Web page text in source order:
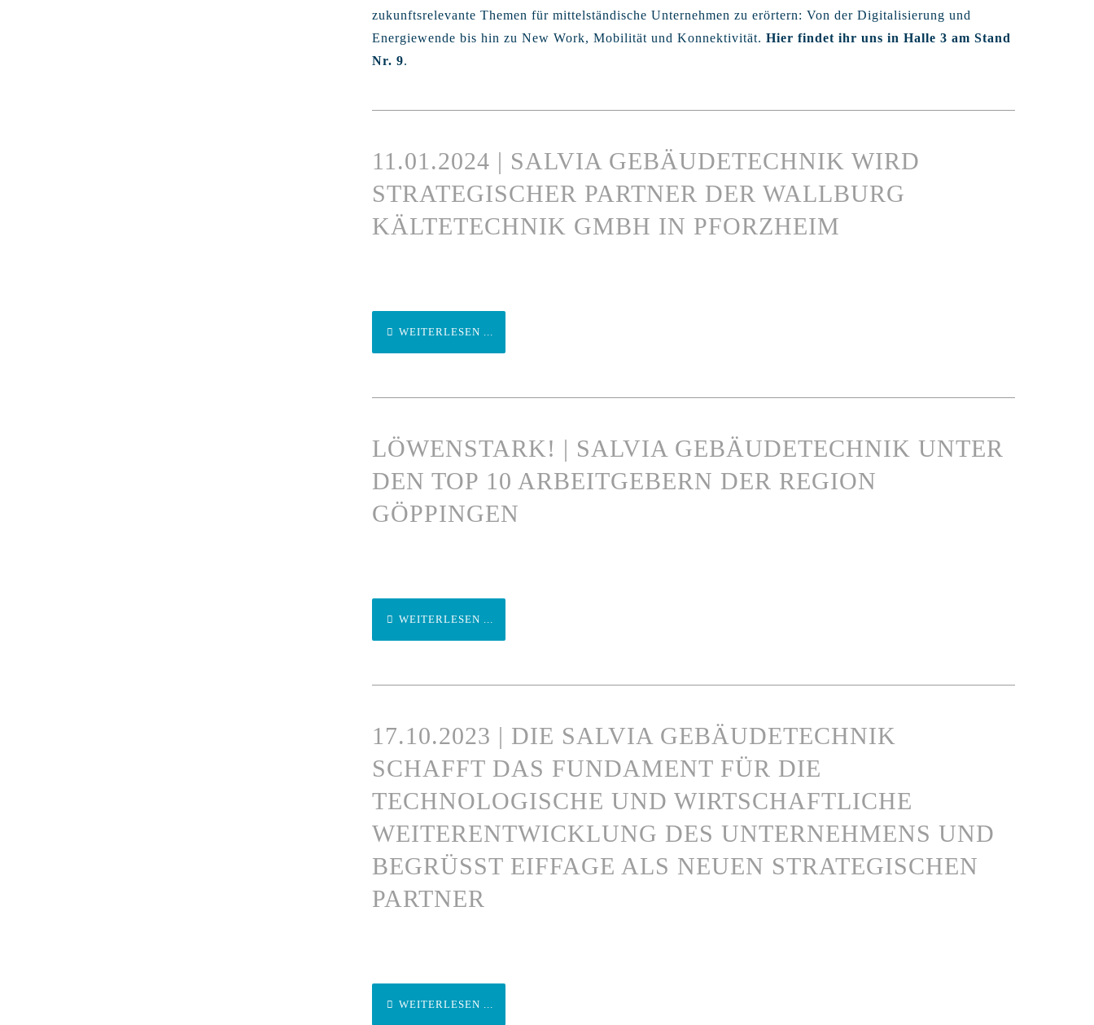
zukunftsrelevante Themen für mittelständische Unternehmen zu erörtern: Von der Digitalisierung und
Energiewende bis hin zu New Work, Mobilität und Konnektivität. Hier findet ihr uns in Halle 3 am Stand
Nr. 9.
11.01.2024 | SALVIA GEBÄUDETECHNIK WIRD
STRATEGISCHER PARTNER DER WALLBURG
KÄLTETECHNIK GMBH IN PFORZHEIM
WEITERLESEN ...
LÖWENSTARK! | SALVIA GEBÄUDETECHNIK UNTER
DEN TOP 10 ARBEITGEBERN DER REGION
GÖPPINGEN
WEITERLESEN ...
17.10.2023 | DIE SALVIA GEBÄUDETECHNIK
SCHAFFT DAS FUNDAMENT FÜR DIE
TECHNOLOGISCHE UND WIRTSCHAFTLICHE
WEITERENTWICKLUNG DES UNTERNEHMENS UND
BEGRÜSST EIFFAGE ALS NEUEN STRATEGISCHEN P
ARTNER
WEITERLESEN ...